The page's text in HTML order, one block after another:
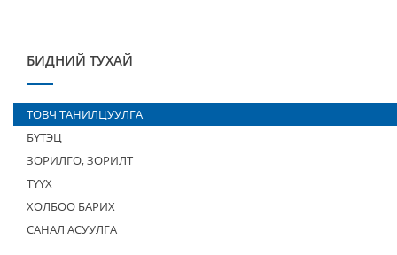
БИДНИЙ ТУХАЙ
ТОВЧ ТАНИЛЦУУЛГА
БҮТЭЦ
ЗОРИЛГО, ЗОРИЛТ
ТҮҮХ
ХОЛБОО БАРИХ
САНАЛ АСУУЛГА